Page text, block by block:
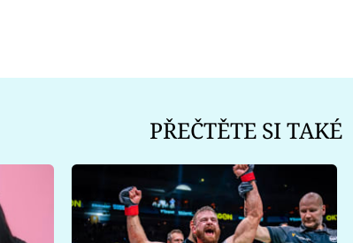
PŘEČTĚTE SI TAKÉ